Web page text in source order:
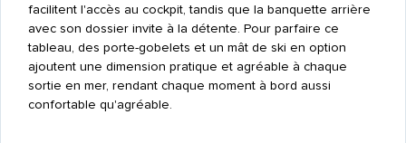
facilitent l'accès au cockpit, tandis que la banquette arrière
avec son dossier invite à la détente. Pour parfaire ce
tableau, des porte-gobelets et un mât de ski en option
ajoutent une dimension pratique et agréable à chaque
sortie en mer, rendant chaque moment à bord aussi
confortable qu'agréable.